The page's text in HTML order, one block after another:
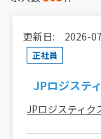
更新日: 2026-
正社員
JPロジステ
JPロジスティク